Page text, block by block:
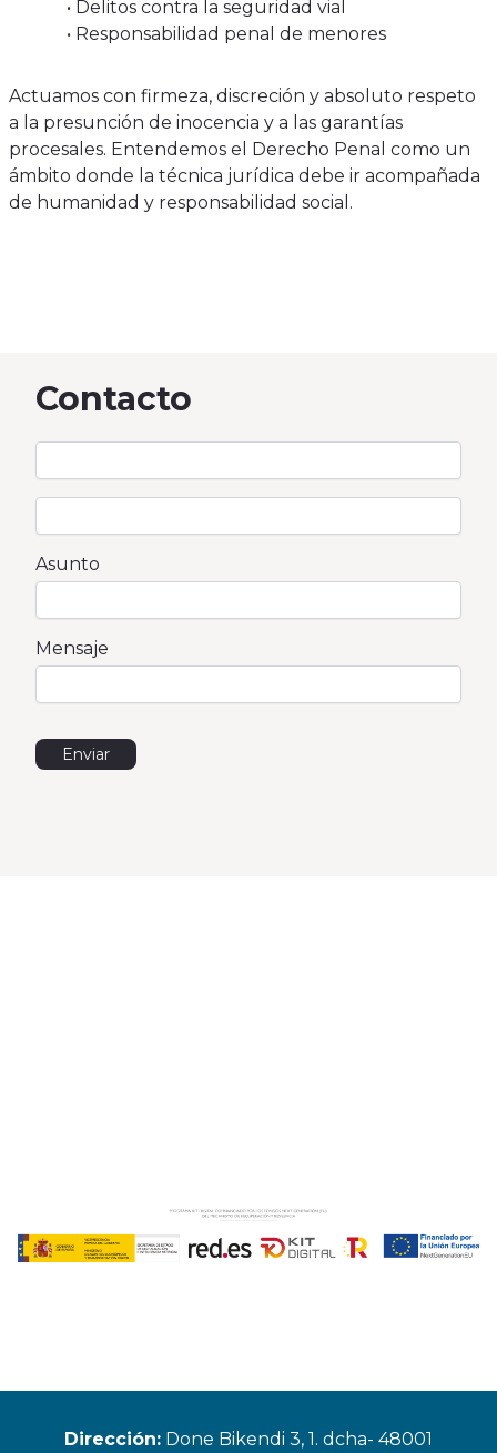
• Delitos contra la seguridad vial
• Responsabilidad penal de menores
Actuamos con firmeza, discreción y absoluto respeto
a la presunción de inocencia y a las garantías
procesales. Entendemos el Derecho Penal como un
ámbito donde la técnica jurídica debe ir acompañada
de humanidad y responsabilidad social.
Contacto
Asunto
Mensaje
Enviar
Dirección: Done Bikendi 3, 1. dcha- 48001